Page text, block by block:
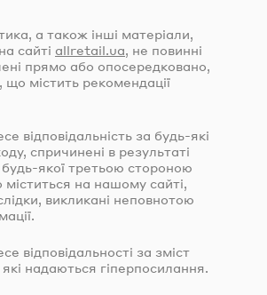
а також інші матеріали,
сайті allretail.ua, не повинні
прямо або опосередковано,
що містить рекомендації
відповідальність за будь-які
спричинені в результаті
будь-якої третьою стороною
міститься на нашому сайті,
викликані неповнотою
відповідальності за зміст
які надаються гіперпосилання.